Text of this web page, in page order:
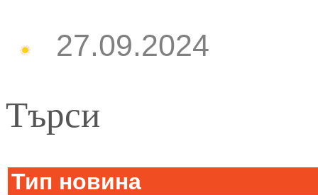
27.09.2024
Търси
Тип новина